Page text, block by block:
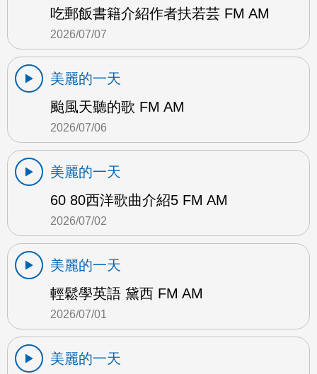
吃郵飯書籍介紹作者扶若芸 FM AM
2026/07/07
美麗的一天
颱風天聽的歌 FM AM
2026/07/06
美麗的一天
60 80西洋歌曲介紹5 FM AM
2026/07/02
美麗的一天
輕鬆學英語 黛西 FM AM
2026/07/01
美麗的一天